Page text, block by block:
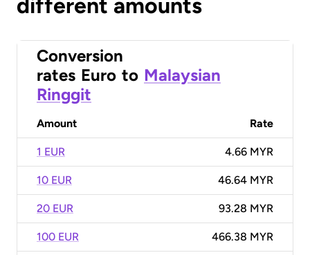
different amounts
Conversion
rates Euro to Malaysian
Ringgit
Amount Rate
1 EUR 4.66 MYR
10 EUR 46.64 MYR
20 EUR 93.28 MYR
100 EUR 466.38 MYR